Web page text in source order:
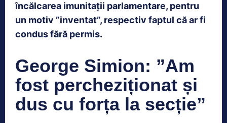
încălcarea imunitații parlamentare, pentru
un motiv ”inventat”, respectiv faptul că ar fi
condus fără permis.
George Simion: ”Am
fost percheziționat și
dus cu forța la secție”